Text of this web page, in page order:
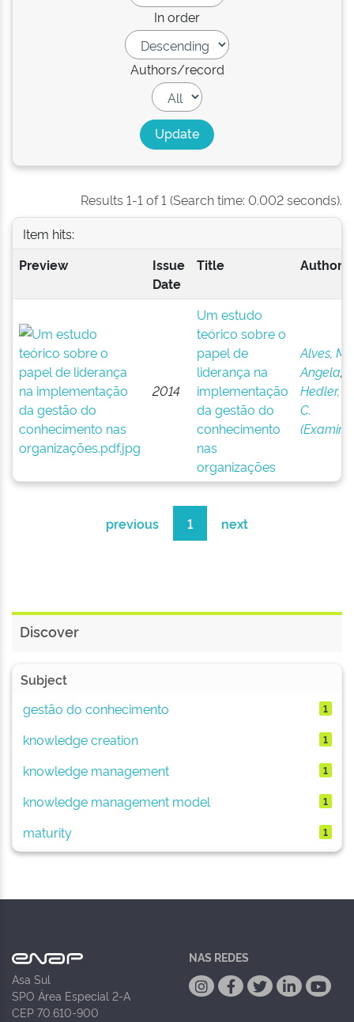
In order
Authors/record
Results 1-1 of 1 (Search time: 0.002 seconds).
Item hits:
Preview
Issue
Date
Title
2014
Um estudo
teórico sobre o
papel de
liderança na
implementação
da gestão do
conhecimento
nas
organizações
Alves,
Angela;
Hedler,
C.
previous 1 next
Discover
Subject
gestão do conhecimento
1
knowledge creation 1
knowledge management 1
knowledge management model 1
maturity 1
Asa Sul
SPO Área Especial 2-A
CEP 70.610-900
NAS REDES